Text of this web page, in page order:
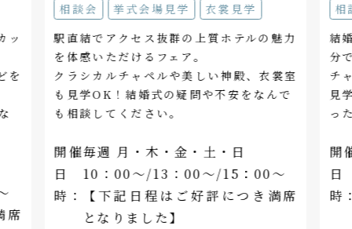
ッ
を
席
相談会 挙式会場見学
衣裳見学
駅直結でアクセス抜群の上質ホテルの魅力
を体感いただけるフェア。
クラシカルチャペルや美しい神殿、衣裳室
も見学OK！結婚式の疑問や不安をなんで
も相談してください。
開催
日
時：
毎週 月・木・金・土・日
10：00～/13：00～/15：00～
【下記日程はご好評につき満席
となりました】
相
結
分
チ
見
っ
開
日
時